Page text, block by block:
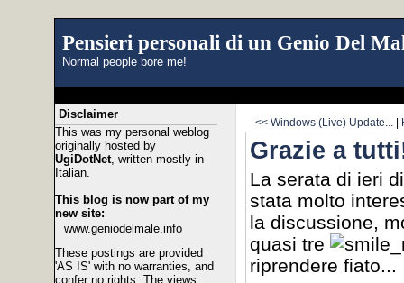
Pensieri personali di un Genio Del
Normal people bore me!
Disclaimer
This was my personal weblog
originally hosted by
UgiDotNet, written mostly in
Italian.
This blog is now part of my
new site:
www.geniodelmale.info
These postings are provided
'AS IS' with no warranties, and
confer no rights. The views
<< Windows (Live) Update... |
Grazie a
La serata di ieri
stata molto
la discussione,
quasi tre
riprendere fiato...